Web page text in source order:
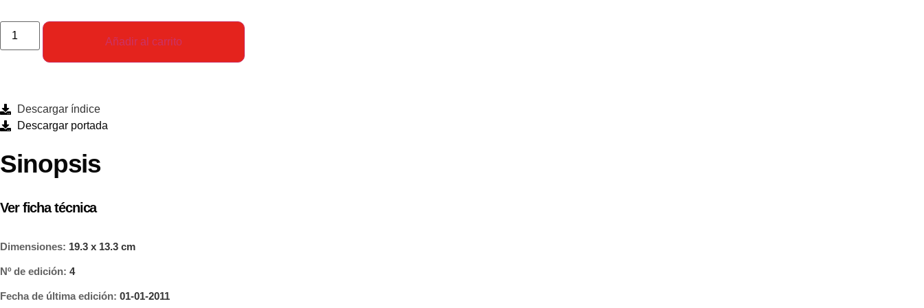
Añadir al carrito
Descargar índice
Descargar portada
Sinopsis
Ver ficha técnica
Dimensiones: 19.3 x 13.3 cm
Nº de edición: 4
Fecha de última edición: 01-01-2011